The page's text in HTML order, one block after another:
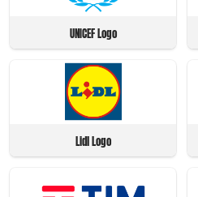
UNICEF Logo
Lidl Logo